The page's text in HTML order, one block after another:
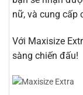
nữ, và cung cấp
Với Maxisize
sàng chiến đấu!